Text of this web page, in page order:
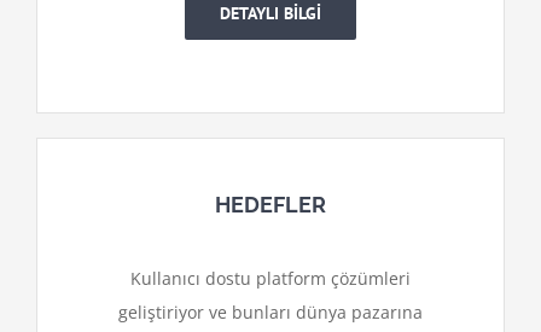
DETAYLI BİLGİ
HEDEFLER
Kullanıcı dostu platform çözümleri
geliştiriyor ve bunları dünya pazarına